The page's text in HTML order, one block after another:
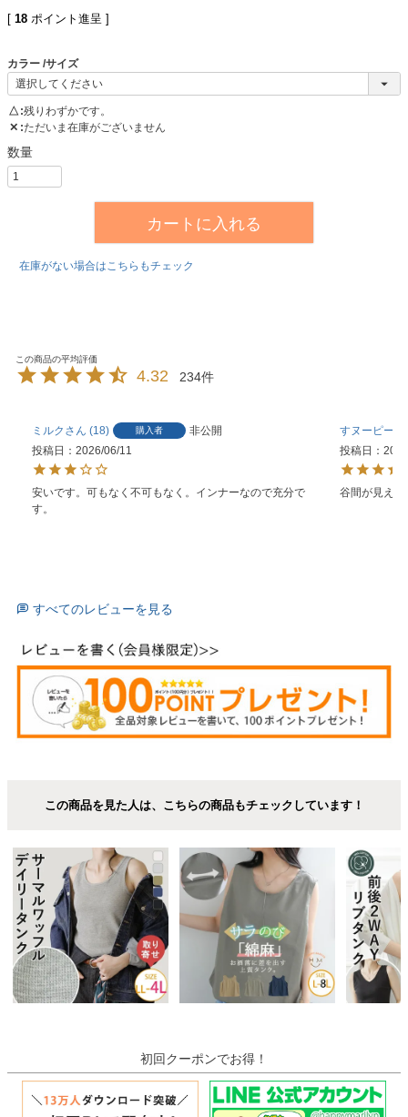
[ 18 ポイント進呈 ]
カラー サイズ
△ 残りわずかです。
✕ ただいま在庫がございません
カートに入れる
在庫がない場合はこちらもチェック
4.32 234
ミルク 18 購入者
非公開
投稿日
2026/06/11
安いです。可もなく不可もなく。インナーなので充分で
す。
すヌーピー
投稿日
谷間が見え
すべてのレビューを見る
この商品を見た人は、こちらの商品もチェックしています！
初回クーポンでお得！